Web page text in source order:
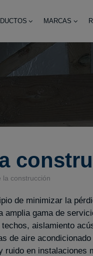
MARCAS
la construcción
de minimizar la
amplia gama de
aislamiento
de aire
en instalaciones